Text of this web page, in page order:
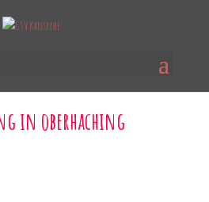
in oberhaching